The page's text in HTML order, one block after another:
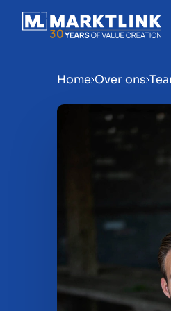
Menu
Bedrijf
Bedrijf
Bedrijf
Home Over ons